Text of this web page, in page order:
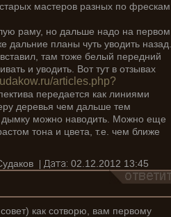
мастеров разных по фрескам ,
раму, но дальше надо на первом
планы чуть уводить назад.
там тоже белый передний
и уводить. Вот тут в отзывах
articles.php?
передается как линиями
деревья чем дальше тем
дымку можно наводить. Можно еще
тона и цвета, т.е. чем ближе
02.12.2012 13:45
как сотворю, вам первому